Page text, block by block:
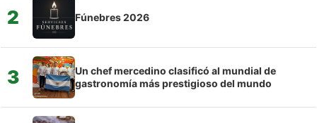
2 Fúnebres 2026
3
Un chef mercedino clasificó al mundial de
gastronomía más prestigioso del mundo